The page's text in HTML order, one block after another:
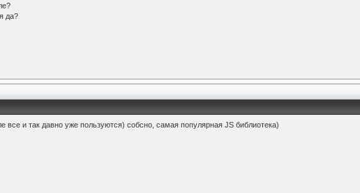
да?
все и так давно уже пользуются) собсно, самая популярная JS библиотека)